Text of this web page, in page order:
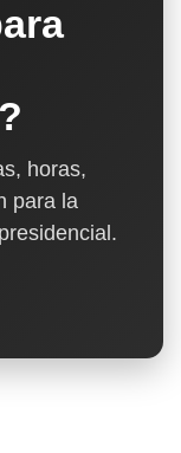
horas,
para la